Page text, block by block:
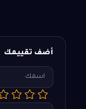
أضف تقييمك